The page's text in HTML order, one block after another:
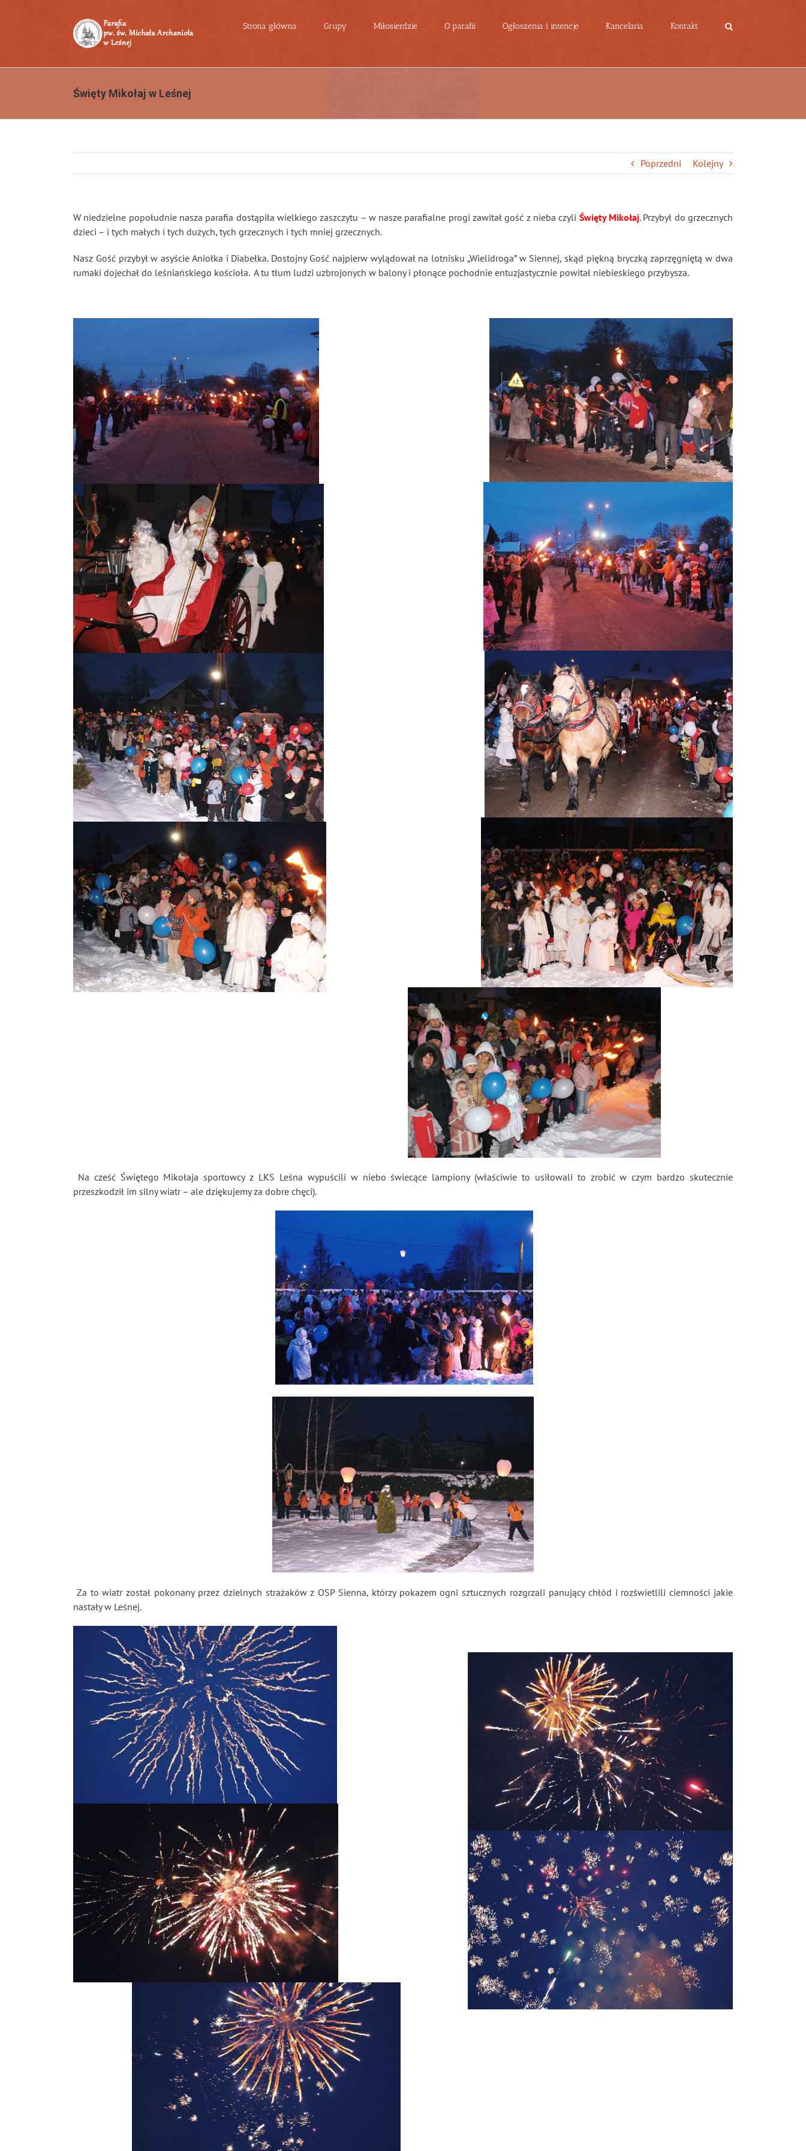
Strona główna Grupy Miłosierdzie O parafii Ogłoszenia i intencje Kancelaria Kontakt
Święty Mikołaj w Leśnej
Poprzedni Kolejny
W niedzielne popołudnie nasza parafia dostąpiła wielkiego zaszczytu – w nasze parafialne progi zawitał gość z nieba czyli Święty Mikołaj. Przybył do grzecznych
dzieci – i tych małych i tych dużych, tych grzecznych i tych mniej grzecznych.
Nasz Gość przybył w asyście Aniołka i Diabełka. Dostojny Gość najpierw wylądował na lotnisku „Wielidroga” w Siennej, skąd piękną bryczką zaprzęgniętą w dwa
rumaki dojechał do leśniańskiego kościoła. A tu tłum ludzi uzbrojonych w balony i płonące pochodnie entuzjastycznie powitał niebieskiego przybysza.
Na cześć Świętego Mikołaja sportowcy z LKS Leśna wypuścili w niebo świecące lampiony (właściwie to usiłowali to zrobić w czym bardzo skutecznie
przeszkodził im silny wiatr – ale dziękujemy za dobre chęci).
Za to wiatr został pokonany przez dzielnych strażaków z OSP Sienna, którzy pokazem ogni sztucznych rozgrzali panujący chłód i rozświetlili ciemności jakie
nastały w Leśnej.